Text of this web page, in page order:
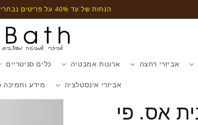
הנחות של עד 40% על פריטים נבחרים. גלו עכשיו ->
אביזרי רחצה ארונות אמבטיה כלים סניטריים
אביזרי אינסטלציה מידע ותמיכה
דילוג
אס. פי